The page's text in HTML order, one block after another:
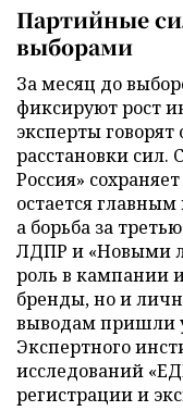
Партийные
выборами
За месяц до
фиксируют рост
эксперты
расстановки сил.
Россия»
остается
а борьба за
ЛДПР и «Новыми
роль в кампании
бренды, но и
выводам пришли
Экспертного
исследований
регистрации и